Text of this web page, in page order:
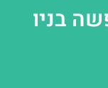
בניו